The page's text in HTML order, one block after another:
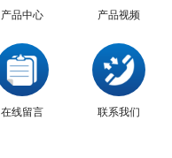
产品中心 产品视频
在线留言 联系我们